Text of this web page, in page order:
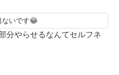
ないです😂
分やらせるなんてセルフネ